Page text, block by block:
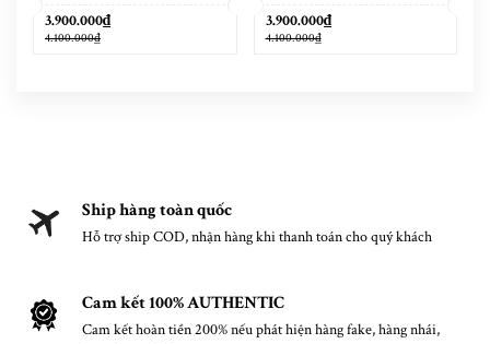
3.900.000₫
4.100.000₫
3.900.000₫
4.100.000₫
Ship hàng toàn quốc
Hỗ trợ ship COD, nhận hàng khi thanh toán cho quý khách
Cam kết 100% AUTHENTIC
Cam kết hoàn tiền 200% nếu phát hiện hàng fake, hàng nhái,